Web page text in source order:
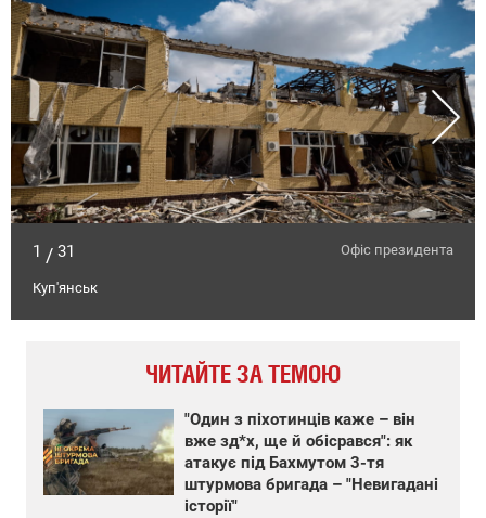
1 / 31 Офіс президента
Куп'янськ
ЧИТАЙТЕ ЗА ТЕМОЮ
"Один з піхотинців каже – він
вже зд*х, ще й обісрався": як
атакує під Бахмутом 3-тя
штурмова бригада – "Невигадані
історії"